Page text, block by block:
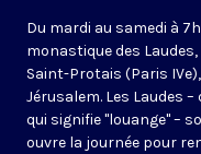
Du mardi au samedi à
monastique des
Saint-Protais (Paris
Jérusalem. Les Laudes
qui signifie "louange" –
ouvre la journée pour